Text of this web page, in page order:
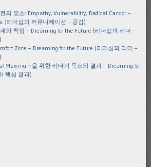
의 요소: Empathy, Vulnerability, Radical Candor –
(리더십의 커뮤니케이션 – 공감)
와 책임 – Dreaming for the Future (리더십의 리더 –
)
Zone – Dreaming for the Future (리더십의 리더 –
)
Maximum을 위한 리더의 목표와 결과 – Dreaming for
핵심 결과)